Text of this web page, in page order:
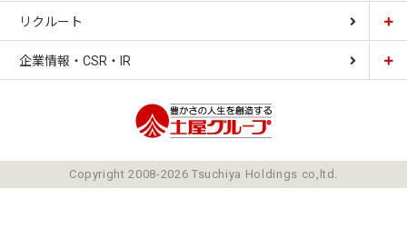
土屋ホームレジデンス
土屋ソーラーファクトリー
リクルート
企業情報・CSR・IR
ミッションCopyright 2008-2026 Tsuchiya Holdings co,ltd.